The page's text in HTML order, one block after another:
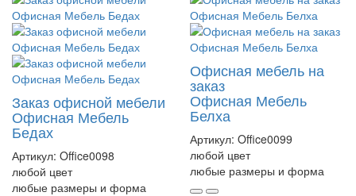
Заказ офисной мебели
Офисная Мебель
Бедах
Артикул: Office0098
любой цвет
любые размеры и форма
Офисная мебель на
заказ
Офисная Мебель
Белха
Артикул: Office0099
любой цвет
любые размеры и форма